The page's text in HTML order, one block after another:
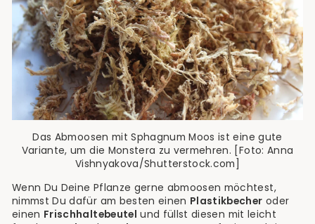
Das Abmoosen mit Sphagnum Moos ist eine gute
Variante, um die Monstera zu vermehren. [Foto: Anna
Vishnyakova/Shutterstock.com]
Wenn Du Deine Pflanze gerne abmoosen möchtest,
nimmst Du dafür am besten einen Plastikbecher oder
einen Frischhaltebeutel und füllst diesen mit leicht